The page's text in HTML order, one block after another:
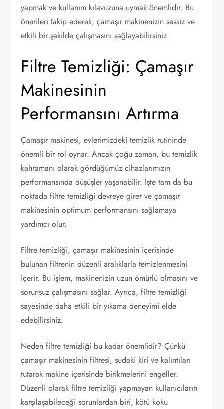
yapmak ve kullanım kılavuzuna uymak önemlidir. Bu
önerileri takip ederek, çamaşır makinenizin sessiz ve
etkili bir şekilde çalışmasını sağlayabilirsiniz.
Filtre Temizliği: Çamaşır
Makinesinin
Performansını Artırma
Çamaşır makinesi, evlerimizdeki temizlik rutininde
önemli bir rol oynar. Ancak çoğu zaman, bu temizlik
kahramanı olarak gördüğümüz cihazlarımızın
performansında düşüşler yaşanabilir. İşte tam da bu
noktada filtre temizliği devreye girer ve çamaşır
makinesinin optimum performansını sağlamaya
yardımcı olur.
Filtre temizliği, çamaşır makinesinin içerisinde
bulunan filtrenin düzenli aralıklarla temizlenmesini
içerir. Bu işlem, makinenizin uzun ömürlü olmasını ve
sorunsuz çalışmasını sağlar. Ayrıca, filtre temizliği
sayesinde daha etkili bir yıkama deneyimi elde
edebilirsiniz.
Neden filtre temizliği bu kadar önemlidir? Çünkü
çamaşır makinesinin filtresi, sudaki kiri ve kalıntıları
tutarak makine içerisinde birikmelerini engeller.
Düzenli olarak filtre temizliği yapmayan kullanıcıların
karşılaşabileceği sorunlardan biri, kötü koku